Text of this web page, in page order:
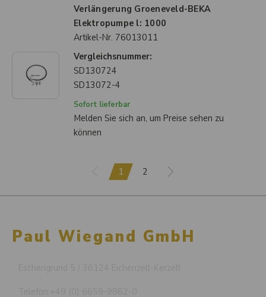
Verlängerung Groeneveld-BEKA
Elektropumpe l: 1000
Artikel-Nr. 76013011
Vergleichsnummer:
SD130724
SD13072-4
Sofort lieferbar
Melden Sie sich an, um Preise sehen zu
können
1 2
Paul Wiegand GmbH